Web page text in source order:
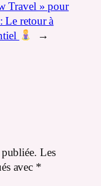
Travel » pour
Le retour à
→
publiée. Les
avec *